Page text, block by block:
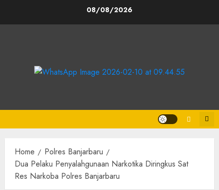
08/08/2026
Home
Polres Banjarbaru
Dua Pelaku Penyalahgunaan Narkotika Diringkus Sat
Res Narkoba Polres Banjarbaru